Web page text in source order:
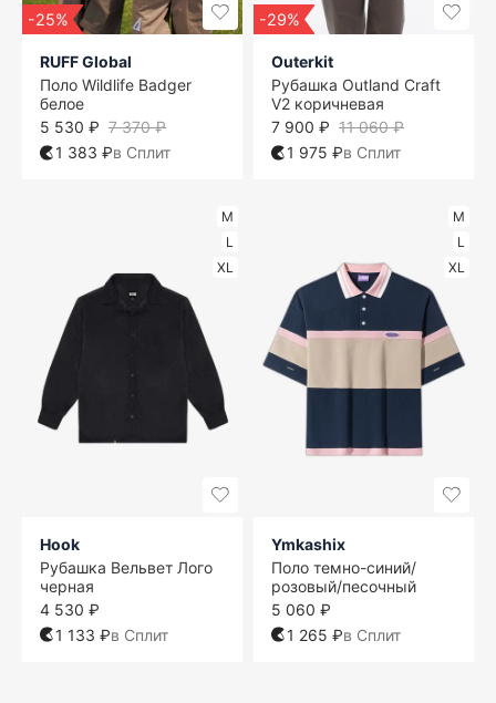
-25%
RUFF Global
Поло Wildlife Badger
белое
7 370 ₽
5 530 ₽
1 383 ₽в Сплит
-29%
Outerkit
Рубашка Outland Craft
V2 коричневая
11 060 ₽
7 900 ₽
1 975 ₽в Сплит
M
L
XL
Hook
Рубашка Вельвет Лого
черная
4 530 ₽
1 133 ₽в Сплит
M
L
XL
Ymkashix
Поло темно-синий/
розовый/песочный
5 060 ₽
1 265 ₽в Сплит